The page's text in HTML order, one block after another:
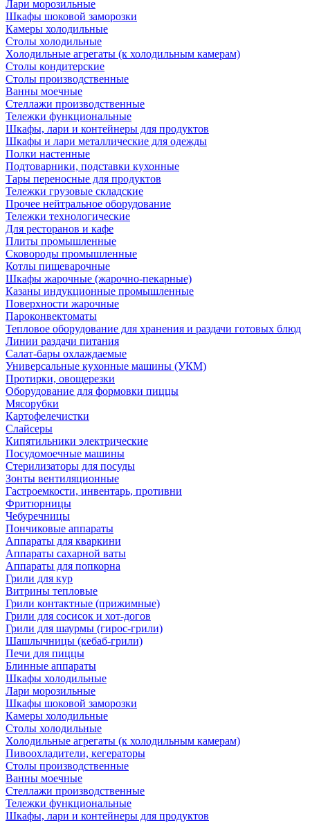
Лари морозильные
Шкафы шоковой заморозки
Камеры холодильные
Столы холодильные
Холодильные агрегаты (к холодильным камерам)
Столы кондитерские
Столы производственные
Ванны моечные
Стеллажи производственные
Тележки функциональные
Шкафы, лари и контейнеры для продуктов
Шкафы и лари металлические для одежды
Полки настенные
Подтоварники, подставки кухонные
Тары переносные для продуктов
Тележки грузовые складские
Прочее нейтральное оборудование
Тележки технологические
Для ресторанов и кафе
Плиты промышленные
Сковороды промышленные
Котлы пищеварочные
Шкафы жарочные (жарочно-пекарные)
Казаны индукционные промышленные
Поверхности жарочные
Пароконвектоматы
Тепловое оборудование для хранения и раздачи готовых блюд
Линии раздачи питания
Салат-бары охлаждаемые
Универсальные кухонные машины (УКМ)
Протирки, овощерезки
Оборудование для формовки пиццы
Мясорубки
Картофелечистки
Слайсеры
Кипятильники электрические
Посудомоечные машины
Стерилизаторы для посуды
Зонты вентиляционные
Гастроемкости, инвентарь, противни
Фритюрницы
Чебуречницы
Пончиковые аппараты
Аппараты для кваркини
Аппараты сахарной ваты
Аппараты для попкорна
Грили для кур
Витрины тепловые
Грили контактные (прижимные)
Грили для сосисок и хот-догов
Грили для шаурмы (гирос-грили)
Шашлычницы (кебаб-грили)
Печи для пиццы
Блинные аппараты
Шкафы холодильные
Лари морозильные
Шкафы шоковой заморозки
Камеры холодильные
Столы холодильные
Холодильные агрегаты (к холодильным камерам)
Пивоохладители, кегераторы
Столы производственные
Ванны моечные
Стеллажи производственные
Тележки функциональные
Шкафы, лари и контейнеры для продуктов